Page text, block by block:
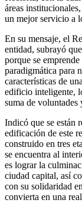
áreas
un mejor servicio a
En su mensaje, el
entidad, subrayó
porque se
paradigmática para
características de
edificio inteligente,
suma de
Indicó que se están
edificación de este
construido en tres
se encuentra al
es lograr la
ciudad capital, así
con su solidaridad
convierta en una